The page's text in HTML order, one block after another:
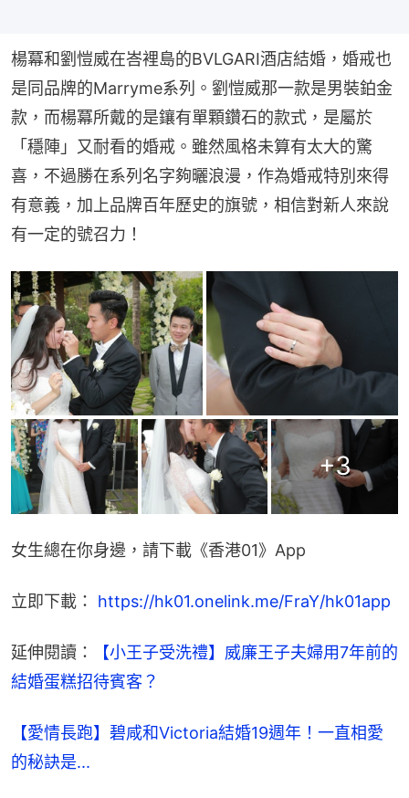
楊冪和劉愷威在峇裡島的BVLGARI酒店結婚，婚戒也
是同品牌的Marryme系列。劉愷威那一款是男裝鉑金
款，而楊冪所戴的是鑲有單顆鑽石的款式，是屬於
「穩陣」又耐看的婚戒。雖然風格未算有太大的驚
喜，不過勝在系列名字夠曬浪漫，作為婚戒特別來得
有意義，加上品牌百年歷史的旗號，相信對新人來說
有一定的號召力！
+3
女生總在你身邊，請下載《香港01》App
立即下載： https://hk01.onelink.me/FraY/hk01app
延伸閱讀：
【小王子受洗禮】威廉王子夫婦用7年前的
結婚蛋糕招待賓客？
【愛情長跑】碧咸和Victoria結婚19週年！一直相愛
的秘訣是...